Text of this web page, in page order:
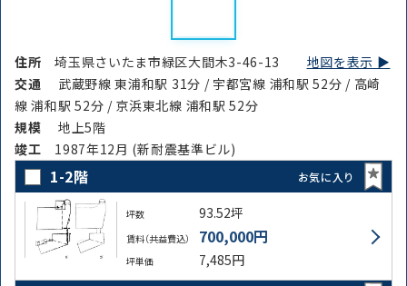
住所埼玉県さいたま市緑区大間木3-46-13 地図を表示 ▶︎
交通
武蔵野線 東浦和駅 31分 / 宇都宮線 浦和駅 52分 / 高崎
線 浦和駅 52分 / 京浜東北線 浦和駅 52分
規模
地上5階
竣⼯ 1987年12月 (新耐震基準ビル)
1-2階 お気に入り
坪数 93.52坪
賃料（共益費込） 700,000円
坪単価 7,485円